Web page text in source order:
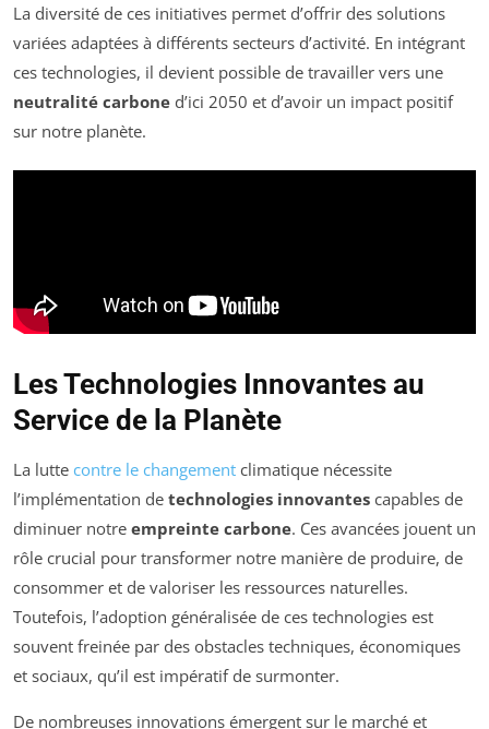
La diversité de ces initiatives permet d’offrir des solutions
variées adaptées à différents secteurs d’activité. En intégrant
ces technologies, il devient possible de travailler vers une
neutralité carbone d’ici 2050 et d’avoir un impact positif
sur notre planète.
Les Technologies Innovantes au
Service de la Planète
La lutte contre le changement climatique nécessite
l’implémentation de technologies innovantes capables de
diminuer notre empreinte carbone. Ces avancées jouent un
rôle crucial pour transformer notre manière de produire, de
consommer et de valoriser les ressources naturelles.
Toutefois, l’adoption généralisée de ces technologies est
souvent freinée par des obstacles techniques, économiques
et sociaux, qu’il est impératif de surmonter.
De nombreuses innovations émergent sur le marché et